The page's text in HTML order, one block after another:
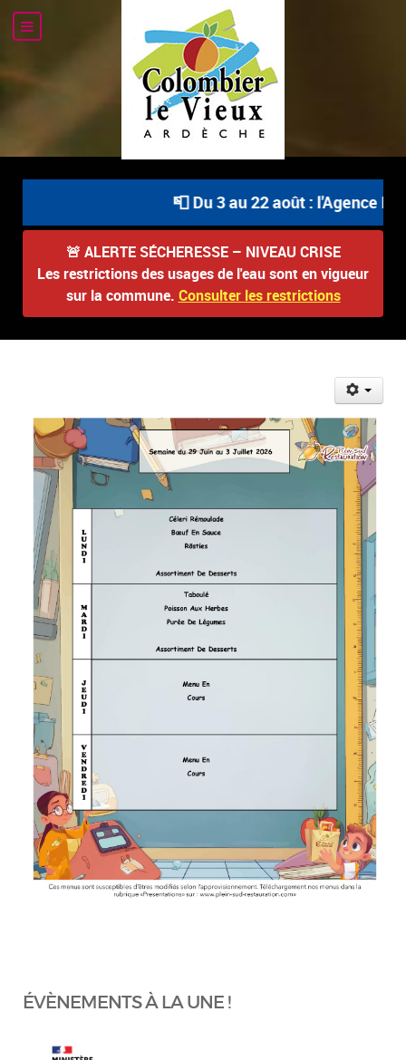
📮 Du 3 au 22 août : l'Agence
🚨 ALERTE SÉCHERESSE – NIVEAU CRISE
Les restrictions des usages de l'eau sont en vigueur
sur la commune. Consulter les restrictions
ÉVÈNEMENTS À LA UNE !